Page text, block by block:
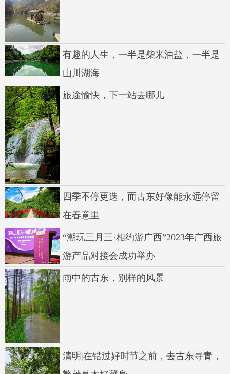
有趣的人生，一半是柴米油盐，一半是
山川湖海
旅途愉快，下一站去哪儿
四季不停更迭，而古东好像能永远停留
在春意里
“潮玩三月三·相约游广西”2023年广西旅
游产品对接会成功举办
雨中的古东，别样的风景
清明|在错过好时节之前，去古东寻青，